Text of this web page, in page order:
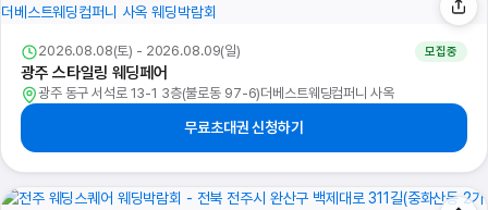
2026.08.08(토) - 2026.08.09(일) 모집중
광주 스타일링 웨딩페어
광주 동구 서석로 13-1 3층(불로동 97-6)더베스트웨딩컴퍼니 사옥
무료초대권 신청하기